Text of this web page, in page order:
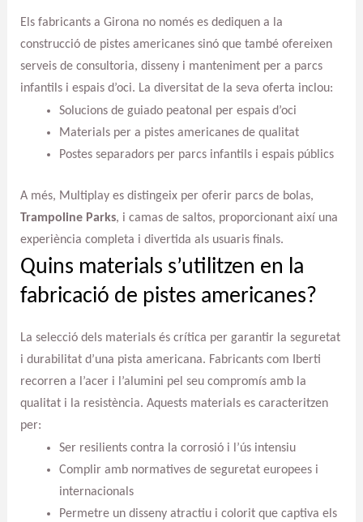
Els fabricants a Girona no només es dediquen a la
construcció de pistes americanes sinó que també ofereixen
serveis de consultoria, disseny i manteniment per a parcs
infantils i espais d’oci. La diversitat de la seva oferta inclou:
Solucions de guiado peatonal per espais d’oci
Materials per a pistes americanes de qualitat
Postes separadors per parcs infantils i espais públics
A més, Multiplay es distingeix per oferir parcs de bolas,
Trampoline Parks, i camas de saltos, proporcionant així una
experiència completa i divertida als usuaris finals.
Quins materials s’utilitzen en la
fabricació de pistes americanes?
La selecció dels materials és crítica per garantir la seguretat
i durabilitat d’una pista americana. Fabricants com Iberti
recorren a l’acer i l’alumini pel seu compromís amb la
qualitat i la resistència. Aquests materials es caracteritzen
per:
Ser resilients contra la corrosió i l’ús intensiu
Complir amb normatives de seguretat europees i
internacionals
Permetre un disseny atractiu i colorit que captiva els